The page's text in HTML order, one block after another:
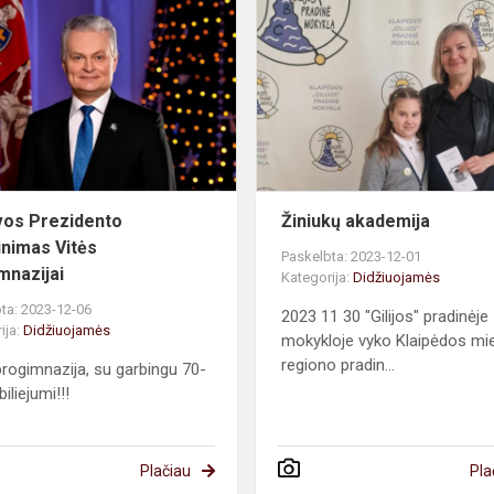
Prezidento
sveikinimas
Vitės
progimnazijai
Prezidento
Vitės
2023-12-06
Didžiuojamės
su garbingu 70-
Plačiau
Žiniukų akademija
Paskelbta: 2023-12-01
Kategorija:Didžiuojamės
2023 11 30 "Gilijos" pradinėje
mokykloje vyko Klaipėdos
regiono pradin...